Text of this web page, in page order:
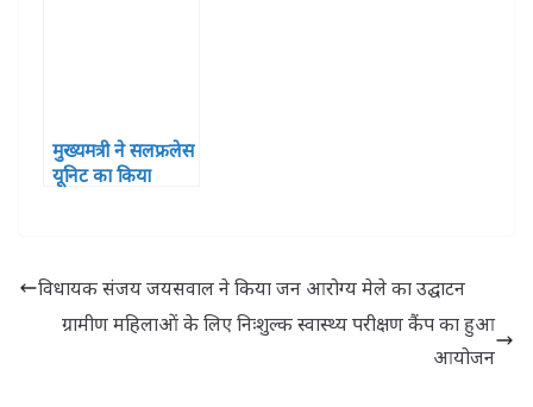
मुख्यमत्री ने सलफ्रलेस
यूनिट का किया
विधायक संजय जयसवाल ने किया जन आरोग्य मेले का उद्घाटन
ग्रामीण महिलाओं के लिए निःशुल्क स्वास्थ्य परीक्षण कैंप का हुआ
आयोजन